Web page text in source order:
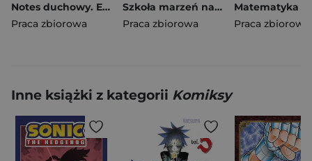
Notes duchowy. Ewangelia wg. Marka
Praca zbiorowa
Szkoła marzeń na TAK SP 1 podr. cz.2
Praca zbiorowa
Praca zbiorowa
Inne książki z kategorii Komiksy